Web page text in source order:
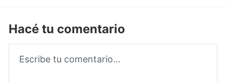
Hacé tu comentario